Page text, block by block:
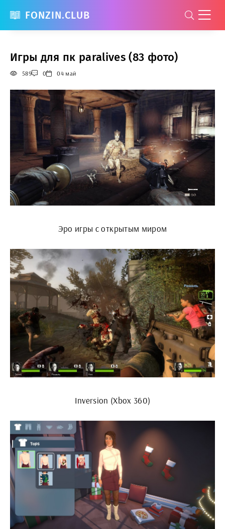
FONZIN.CLUB
Игры для пк paralives (83 фото)
589 0 04 май
Эро игры с открытым миром
Inversion (Xbox 360)